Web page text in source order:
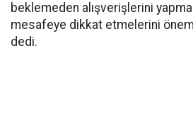
beklemeden alışverişlerini
mesafeye dikkat etmelerini
dedi.